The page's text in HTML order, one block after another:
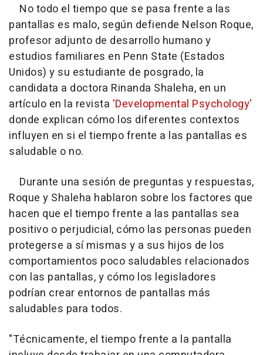
No todo el tiempo que se pasa frente a las
pantallas es malo, según defiende Nelson Roque,
profesor adjunto de desarrollo humano y
estudios familiares en Penn State (Estados
Unidos) y su estudiante de posgrado, la
candidata a doctora Rinanda Shaleha, en un
artículo en la revista 'Developmental Psychology'
donde explican cómo los diferentes contextos
influyen en si el tiempo frente a las pantallas es
saludable o no.
Durante una sesión de preguntas y respuestas,
Roque y Shaleha hablaron sobre los factores que
hacen que el tiempo frente a las pantallas sea
positivo o perjudicial, cómo las personas pueden
protegerse a sí mismas y a sus hijos de los
comportamientos poco saludables relacionados
con las pantallas, y cómo los legisladores
podrían crear entornos de pantallas más
saludables para todos.
"Técnicamente, el tiempo frente a la pantalla